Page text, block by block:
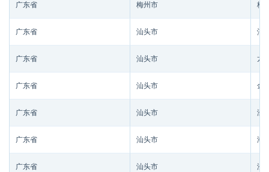
广东省 梅州市 梅
广东省 汕头市 汕
广东省 汕头市 龙
广东省 汕头市 金
广东省 汕头市 濠
广东省 汕头市 潮
广东省 汕头市 澄